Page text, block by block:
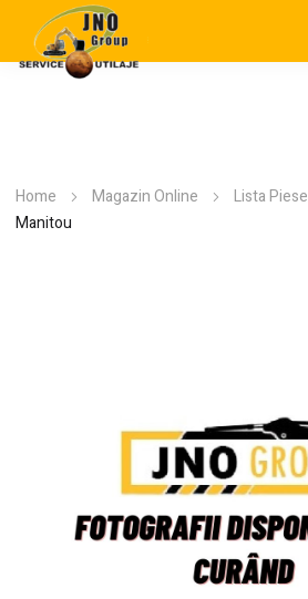
Home Magazin Online Lista Piese
Manitou